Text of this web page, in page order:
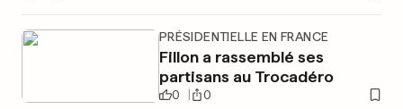
PRÉSIDENTIELLE EN FRANCE
Fillon a rassemblé ses
partisans au Trocadéro
0 0